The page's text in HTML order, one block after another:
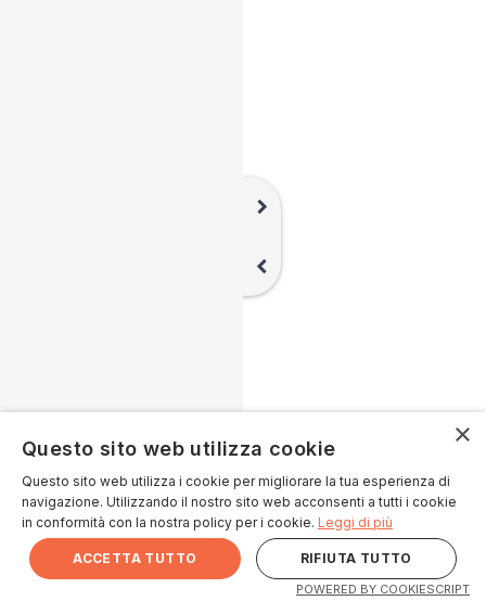
chevron_right
chevron_left
×
Questo sito web utilizza cookie
Questo sito web utilizza i cookie per migliorare la tua esperienza di
navigazione. Utilizzando il nostro sito web acconsenti a tutti i cookie
in conformità con la nostra policy per i cookie. Leggi di più
ACCETTA TUTTO RIFIUTA TUTTO
POWERED BY COOKIESCRIPT